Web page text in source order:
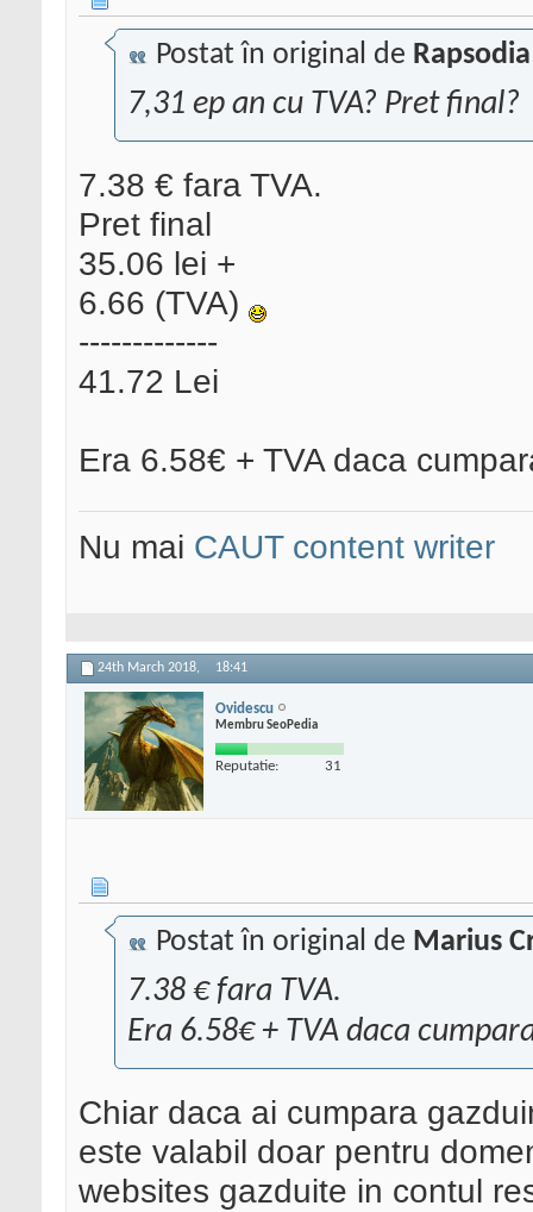
Postat în original de Rapsodia
7,31 ep an cu TVA? Pret final?
7.38 € fara TVA.
Pret final
35.06 lei +
6.66 (TVA)
-------------
41.72 Lei
Era 6.58€ + TVA daca
Nu mai CAUT content writer
24th March 2018, 18:41
Ovidescu
Membru SeoPedia
Reputatie: 31
Postat în original de Marius
7.38 € fara TVA.
Era 6.58€ + TVA daca
Chiar daca ai cumpara
este valabil doar pentru
websites gazduite in contul